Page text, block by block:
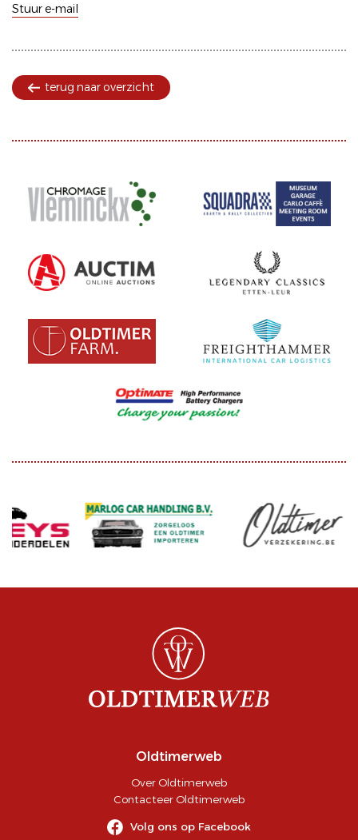
Stuur e-mail
terug naar overzicht
Oldtimerweb
Over Oldtimerweb
Contacteer Oldtimerweb
Volg ons op Facebook